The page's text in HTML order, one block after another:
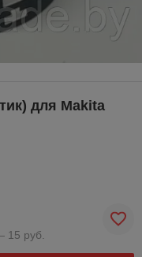
для Makita
15 руб.